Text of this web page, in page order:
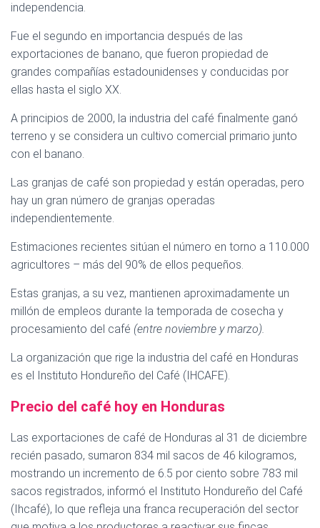
independencia.
Fue el segundo en importancia después de las
exportaciones de banano, que fueron propiedad de
grandes compañías estadounidenses y conducidas por
ellas hasta el siglo XX.
A principios de 2000, la industria del café finalmente ganó
terreno y se considera un cultivo comercial primario junto
con el banano.
Las granjas de café son propiedad y están operadas, pero
hay un gran número de granjas operadas
independientemente.
Estimaciones recientes sitúan el número en torno a 110.000
agricultores – más del 90% de ellos pequeños.
Estas granjas, a su vez, mantienen aproximadamente un
millón de empleos durante la temporada de cosecha y
procesamiento del café (entre noviembre y marzo).
La organización que rige la industria del café en Honduras
es el Instituto Hondureño del Café (IHCAFE).
Precio del café hoy en Honduras
Las exportaciones de café de Honduras al 31 de diciembre
recién pasado, sumaron 834 mil sacos de 46 kilogramos,
mostrando un incremento de 6.5 por ciento sobre 783 mil
sacos registrados, informó el Instituto Hondureño del Café
(Ihcafé), lo que refleja una franca recuperación del sector